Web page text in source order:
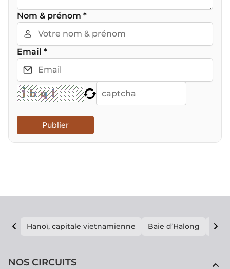
Nom & prénom *
Email *
Publier
Hanoï, capitale vietnamienne Baie d’Halong E
NOS CIRCUITS